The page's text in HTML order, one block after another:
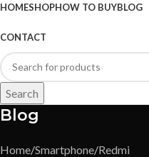
HOMESHOPHOW TO BUYBLOG
CONTACT
Search
Blog
Home Smartphone Redmi